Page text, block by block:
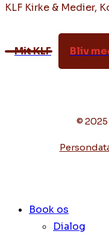
KLF Kirke & Medier,
Mit KLF Bliv
© 2025
Book os
Dialog